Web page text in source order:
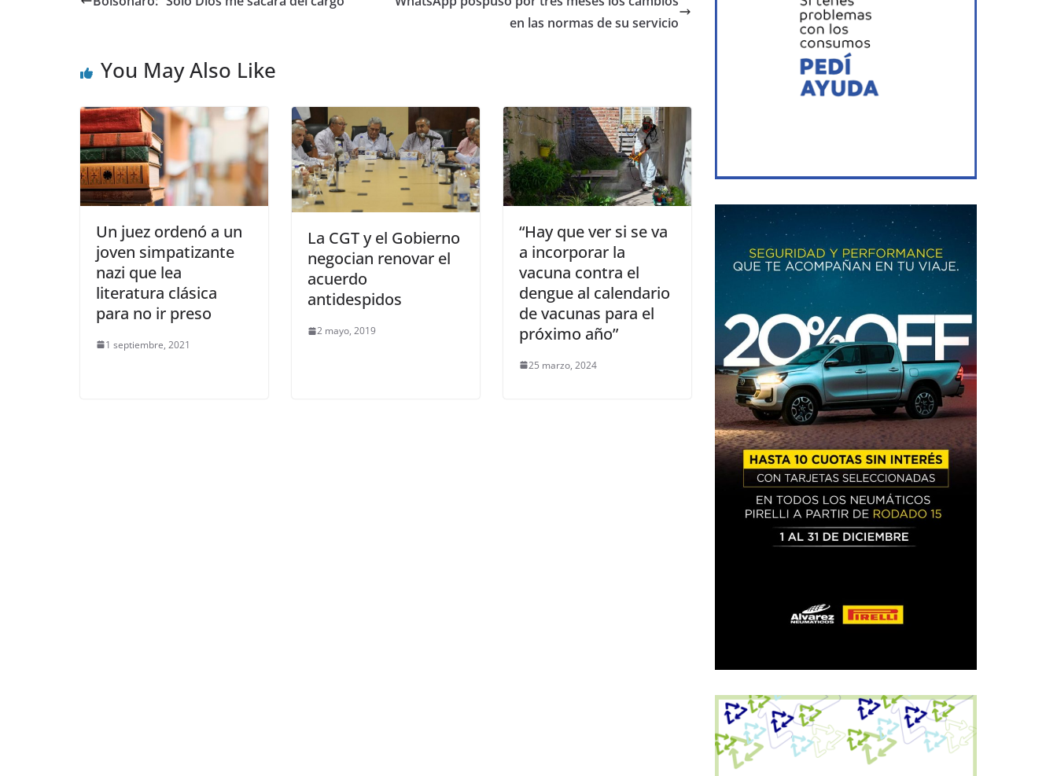
en las normas de su servicio
You May Also Like
Un juez ordenó a un
joven simpatizante
nazi que lea
literatura clásica
para no ir preso
1 septiembre, 2021
La CGT y el Gobierno
negocian renovar el
acuerdo
antidespidos
2 mayo, 2019
“Hay que ver si se va
a incorporar la
vacuna contra el
dengue al calendario
de vacunas para el
próximo año”
25 marzo, 2024